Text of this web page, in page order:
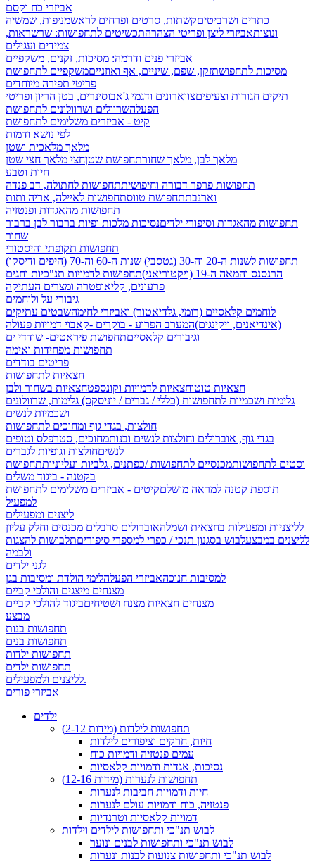
אביזרי כח וקסם
כתרים ושרביטיםקשתות, סרטים ופרחים לראשמניפות, שמשיה
ונוצותאביזרי ליצן ופריטי הצהרהתכשיטים לתחפושות: שרשראות,
צמידים ועגילים
אביזרי פנים ודרמה: מסיכות, זקנים, משקפיים
מסיכות לתחפושתזקן, שפם, שיניים, אף ואוזנייםמשקפיים לתחפושת
פריטי תפירה מיוחדים
תיקים חגורות וצעיפיםצווארונים ודגמי ג'אבוסינרים, בטן הריון ופריטי
הפעלהשרוולים ושרוולונים לתחפושת
קיט - אביזרים משלימים לתחפושת
לפי נושא ודמות
מלאך מלאכית ושטן
מלאך לבן, מלאך שחורתחפושת שטןחצי מלאך חצי שטן
חיות וטבע
תחפושות פרפר דבורה וחיפושיתתחפושות לחתולה, דב פנדה
וארנבתתחפושת טווסתחפושות לאיילה, אריה ותות
תחפושות מהאגדות ופנטזיה
תחפושות מהאגדות וסיפורי ילדיםנסיכות מלכות ופיות ברבור לבן ברבור
שחור
תחפושות תקופתי והיסטורי
תחפושות לשנות ה-20 וה-30 (גטסבי)
שנות ה-60 וה-70 (היפים ודיסקו)
הרנסנס והמאה ה-19 (ויקטוריאני)
תחפושות לדמויות תנ"כיות וחגים
פרעונים, קליאופטרה ומצרים העתיקה
גיבורי על ולוחמים
לוחמים קלאסיים (רומי, גלדיאטור) ואביזרי לחימהשבטים עתיקים
(אינדיאנים, ויקינגים)המערב הפרוע - בוקרים -קאבוי דמויות פעולה
וגיבורים קלאסייםתחפושת פיראטים- שודדי ים
תחפושות מפחידות ואימה
פריטים בודדים
חצאיות לתחפושות
חצאיות טוטוחצאיות לדמויות וקונספטחצאיות בשחור ולבן
גלימות ושכמיות לתחפושות (כללי / גברים / יוניסקס) גלימות, שרוולונים
ושכמיות לנשים
חולצות, בגדי גוף ומחוכים לתחפושות
בגדי גוף, אוברולים וחולצות לנשים ובנותמחוכים, סטרפלס וטופים
לנשיםחולצות וגופיות לגברים
וסטים לתחפושותמכנסיים לתחפושות /כפתנים, גלביות ועליוניותתחפושת
בקטנה - ביגוד משלים
תוספת קטנה למראה מושלםקיטים - אביזרים משלימים לתחפושת
למפעיל
ליצנים ומפעילים
לליצניות ומפעילות בחצאית ושמלהאוברולים סרבלים מכנסים וחלק עליון
לליצנים במבצעלבוש בסגנון תנכי / כפרי למספרי סיפוריםתלבושות להצגות
ולבמה
לגני ילדים
למסיבות חנוכהאביזרי הפעלהלימי הולדת ומסיבות בגן
מצנחים מיצגים והולכי קביים
מצנחים חצאיות מצנח ושטיחיםביגוד להולכי קביים
מבצע
תחפושות בנות
תחפושות בנים
תחפושות ילדות
תחפושות ילדים
לליצנים ולמפעילים.
אביזרי פורים
ילדים
תחפושות לילדות (מידות 2-12)
חיות, חרקים וציפורים לילדות
עמים פנטזיה ודמויות כוח
נסיכות, אגדות ודמויות קלאסיות
תחפושות לנערות (מידות 12-16)
חיות ודמויות חביבות לנערות
פנטזיה, כוח ודמויות עולם לנערות
דמויות קלאסיות וטרנדיות
לבוש תנ"כי ותחפושות לילדים וילדות
לבוש תנ"כי ותחפושות לבנים ונוער
לבוש תנ"כי ותחפושות צנועות לבנות ונערות